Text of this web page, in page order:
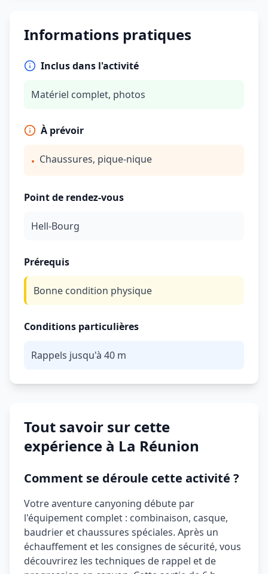
Informations pratiques
Inclus dans l'activité
Matériel complet, photos
À prévoir
• Chaussures, pique-nique
Point de rendez-vous
Hell-Bourg
Prérequis
Bonne condition physique
Conditions particulières
Rappels jusqu'à 40 m
Tout savoir sur cette
expérience à La Réunion
Comment se déroule cette activité ?
Votre aventure canyoning débute par
l'équipement complet : combinaison, casque,
baudrier et chaussures spéciales. Après un
échauffement et les consignes de sécurité, vous
découvrirez les techniques de rappel et de